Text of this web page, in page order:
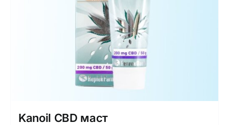
Kanoil CBD маст